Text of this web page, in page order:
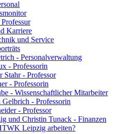
Karriere
und Service
- Personalverwaltung
- Professorin
Stahr - Professor
- Professorin
- Wissenschaftlicher Mitarbeiter
Gelbrich - Professorin
- Professor
und Christin Tunack - Finanzen
Leipzig arbeiten?